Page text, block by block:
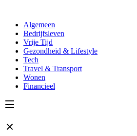
Algemeen
Bedrijfsleven
Vrije Tijd
Gezondheid & Lifestyle
Tech
Travel & Transport
Wonen
Financieel